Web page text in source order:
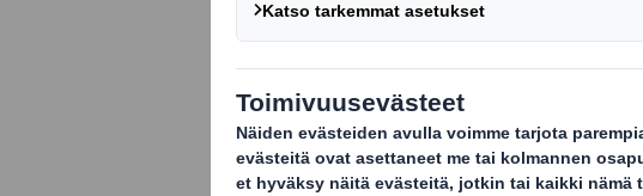
Teollisuus –
toimialalle